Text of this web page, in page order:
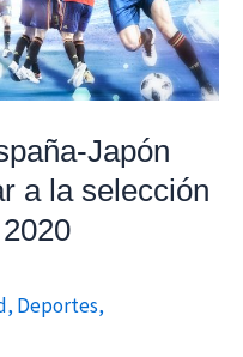
Japón
a la selección
, Deportes,